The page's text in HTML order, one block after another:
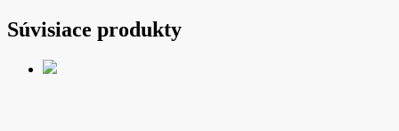
Súvisiace produkty